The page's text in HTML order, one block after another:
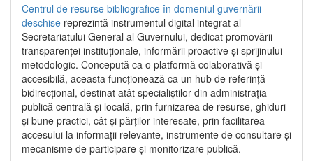
Centrul de resurse bibliografice în domeniul guvernării
deschise reprezintă instrumentul digital integrat al
Secretariatului General al Guvernului, dedicat promovării
transparenței instituționale, informării proactive și sprijinului
metodologic. Concepută ca o platformă colaborativă și
accesibilă, aceasta funcționează ca un hub de referință
bidirecțional, destinat atât specialiștilor din administrația
publică centrală și locală, prin furnizarea de resurse, ghiduri
și bune practici, cât și părților interesate, prin facilitarea
accesului la informații relevante, instrumente de consultare și
mecanisme de participare și monitorizare publică.